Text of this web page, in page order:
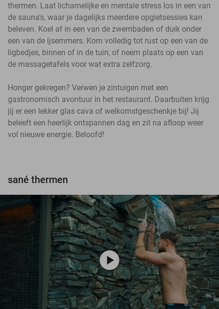
thermen. Laat lichamelijke en mentale stress los in een van
de sauna’s, waar je dagelijks meerdere opgietsessies kan
beleven. Koel af in een van de zwembaden of duik onder
een van de ijsemmers. Kom volledig tot rust op een van de
ligbedjes, binnen of in de tuin, of neem plaats op een van
de massagetafels voor wat extra zelfzorg.
Honger gekregen? Verwen je zintuigen met een
gastronomisch avontuur in het restaurant. Daarbuiten krijg
jij er een lekker glas cava of welkomstgeschenkje bij! Jij
beleeft een heerlijk ontspannen dag en zit na afloop weer
vol nieuwe energie. Beloofd!
sané thermen
play_circle